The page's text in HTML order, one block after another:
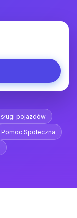
pojazdów
Pomoc Społeczna